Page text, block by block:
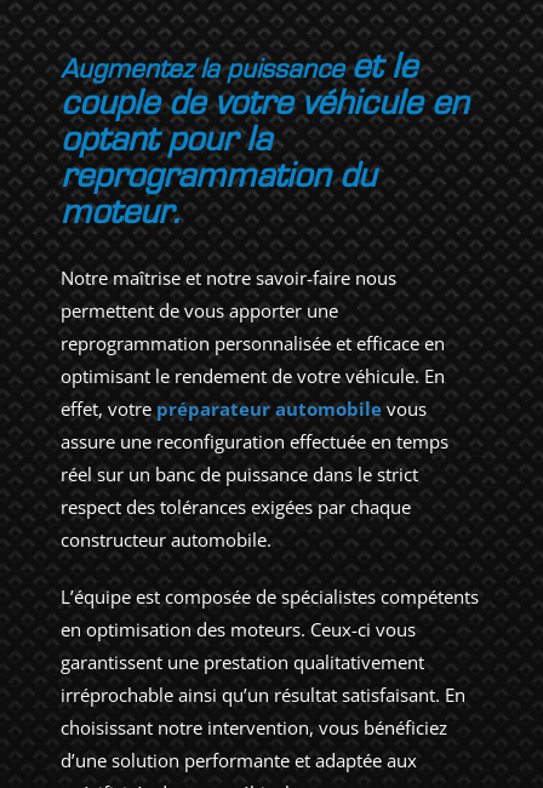
Augmentez la puissanceet le
couple de votre véhicule en
optant pour la
reprogrammation du
moteur.
Notre maîtrise et notre savoir-faire nous
permettent de vous apporter une
reprogrammation personnalisée et efficace en
optimisant le rendement de votre véhicule. En
effet, votre préparateur automobile vous
assure une reconfiguration effectuée en temps
réel sur un banc de puissance dans le strict
respect des tolérances exigées par chaque
constructeur automobile.
L’équipe est composée de spécialistes compétents
en optimisation des moteurs. Ceux-ci vous
garantissent une prestation qualitativement
irréprochable ainsi qu’un résultat satisfaisant. En
choisissant notre intervention, vous bénéficiez
d’une solution performante et adaptée aux